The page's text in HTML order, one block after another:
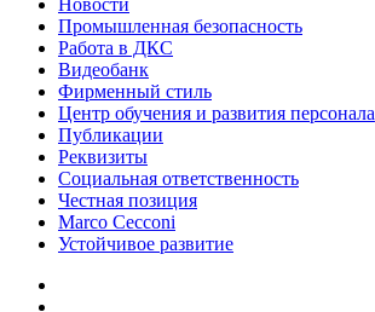
Промышленная безопасность
Работа в ДКС
Видеобанк
Фирменный стиль
Центр обучения и развития персонала
Публикации
Реквизиты
Социальная ответственность
Честная позиция
Marco Cecconi
Устойчивое развитие